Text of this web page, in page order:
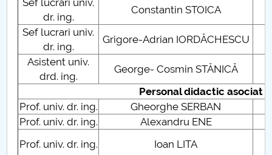
privind implementarea Planului Operațional 2020-
2024
Parteneri CUP
Centrul de Consiliere și Orientare în Carieră
Chestionar angajabilitate ALUMNI – UPB
CAR2026
Sef lucrari univ.
dr. ing.
Constantin STOICA
Sef lucrari univ.
dr. ing.
Grigore-Adrian IORDĂCHESCU
Asistent univ.
drd. ing.
George- Cosmin STĂNICĂ
Personal didactic asociat
Prof. univ. dr. ing.
Gheorghe SERBAN
Prof. univ. dr. ing.
Alexandru ENE
Prof. univ. dr. ing.
Ioan LITA